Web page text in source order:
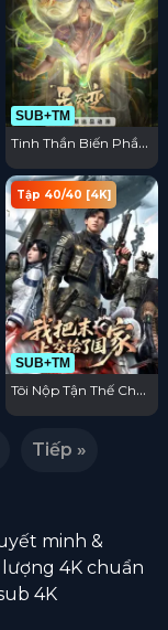
SUB+TM
Tinh Thần Biến Phần
7
SUB+TM
Tập 40/40 [4K]
Tôi Nộp Tận Thế Cho
Tiếp »
minh &
4K chuẩn
4K